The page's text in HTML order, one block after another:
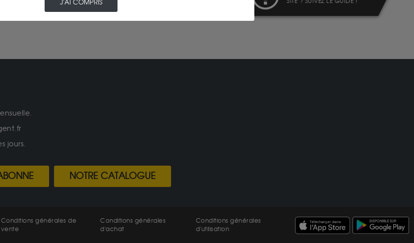
jours.
NOTRE CATALOGUE
Conditions générales de
vente
Conditions générales
d'achat
Conditions générales
d'utilisation
J'AI COMPRIS